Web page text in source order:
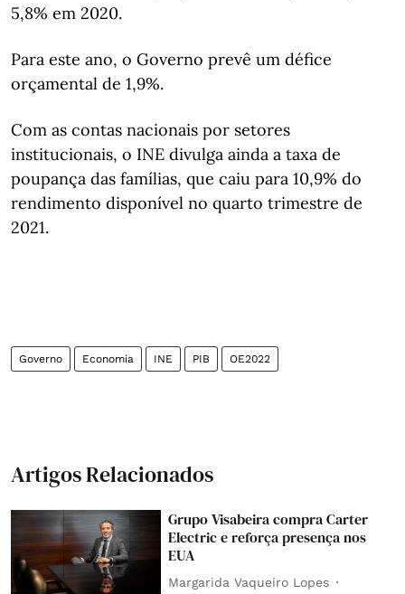
5,8% em 2020.
Para este ano, o Governo prevê um défice
orçamental de 1,9%.
Com as contas nacionais por setores
institucionais, o INE divulga ainda a taxa de
poupança das famílias, que caiu para 10,9% do
rendimento disponível no quarto trimestre de
2021.
Governo Economia INE PIB OE2022
Artigos Relacionados
Grupo Visabeira compra Carter
Electric e reforça presença nos
EUA
Margarida Vaqueiro Lopes